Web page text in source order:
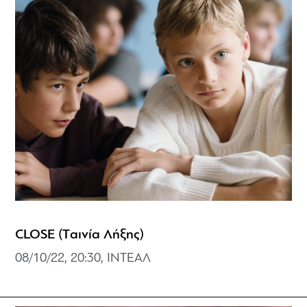
CLOSE (Tαινία Λήξης)
08/10/22, 20:30, ΙΝΤΕΑΛ